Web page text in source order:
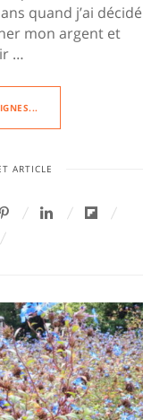
quand j’ai décidé
mon argent et
…
ARTICLE